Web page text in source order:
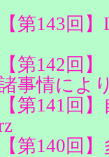
【第143回
【第142回
事情によ
【第141回
【第140回